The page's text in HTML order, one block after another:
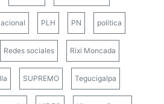
PLH PN politica
Redes sociales Rixi Moncada
SUPREMO Tegucigalpa